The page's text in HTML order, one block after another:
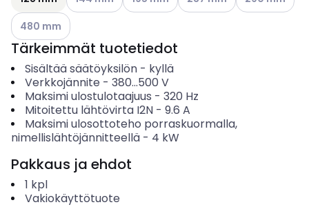
Katso käytettävissä olevat vaihtoehdot
480 mm
Tärkeimmät tuotetiedot
Sisältää säätöyksilön- kyllä
Verkkojännite - 380...500 V
Maksimi ulostulotaajuus - 320 Hz
Mitoitettu lähtövirta I2N- 9.6 A
Maksimi ulosottoteho porraskuormalla,
nimellislähtöjännitteellä - 4 kW
Pakkaus ja ehdot
1 kpl
Vakiokäyttötuote